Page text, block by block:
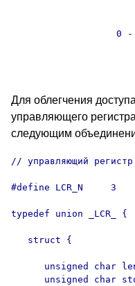
0
Для облегчения
управляющего
следующим
// управляющий регистр
#define LCR_N     3
typedef union _LCR_ {
   struct {
unsigned char
unsigned char